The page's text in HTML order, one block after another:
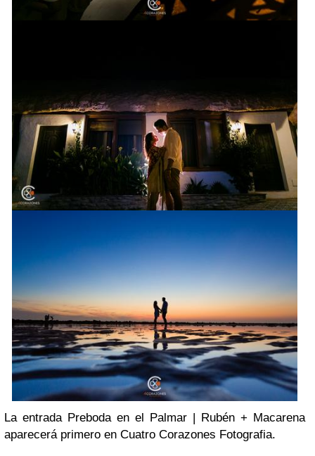
La entrada Preboda en el Palmar | Rubén + Macarena
aparecerá primero en Cuatro Corazones Fotografia.